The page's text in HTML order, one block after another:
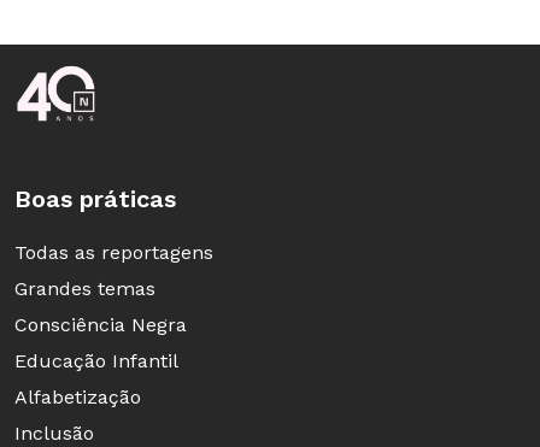
Rodapé da Nova Escola
Boas práticas
Todas as reportagens
Grandes temas
Consciência Negra
Educação Infantil
Alfabetização
Inclusão